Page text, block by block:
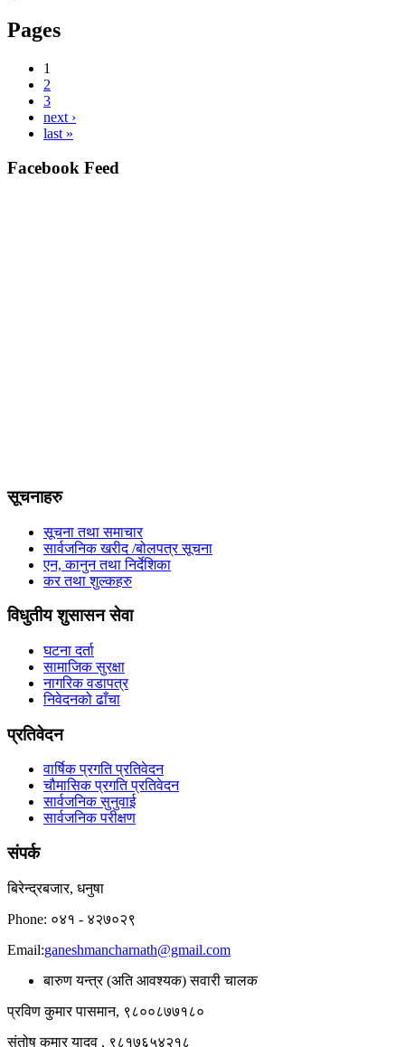
Pages
1
2
3
next ›
last »
Facebook Feed
सूचनाहरु
सूचना तथा समाचार
सार्वजनिक खरीद /बोलपत्र सूचना
एन, कानुन तथा निर्देशिका
कर तथा शुल्कहरु
विधुतीय शुसासन सेवा
घटना दर्ता
सामाजिक सुरक्षा
नागरिक वडापत्र
निवेदनको ढाँचा
प्रतिवेदन
वार्षिक प्रगति प्रतिवेदन
चौमासिक प्रगति प्रतिवेदन
सार्वजनिक सुनुवाई
सार्वजनिक परीक्षण
संपर्क
बिरेन्द्रबजार, धनुषा
Phone: ०४१ - ४२७०२९
Email:ganeshmancharnath@gmail.com
बारुण यन्त्र (अति आवश्यक) सवारी चालक
प्रविण कुमार पासमान, ९८००८७७१८०
संतोष कुमार यादव , ९८१७६५४२१८